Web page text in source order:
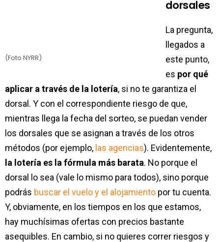
(Foto NYRR)
dorsales
La pregunta,
llegados a
este punto,
es por qué
aplicar a través de la lotería, si no te garantiza el
dorsal. Y con el correspondiente riesgo de que,
mientras llega la fecha del sorteo, se puedan vender
los dorsales que se asignan a través de los otros
métodos (por ejemplo, las agencias). Evidentemente,
la lotería es la fórmula más barata. No porque el
dorsal lo sea (vale lo mismo para todos), sino porque
podrás buscar el vuelo y el alojamiento por tu cuenta.
Y, obviamente, en los tiempos en los que estamos,
hay muchísimas ofertas con precios bastante
asequibles. En cambio, si no quieres correr riesgos y